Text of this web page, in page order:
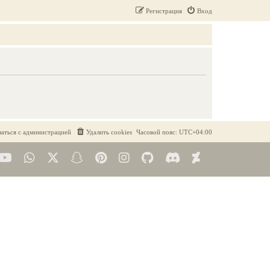
Вход
Регистрация
Часовой пояс: UTC+04:00
Удалить cookies
с администрацией